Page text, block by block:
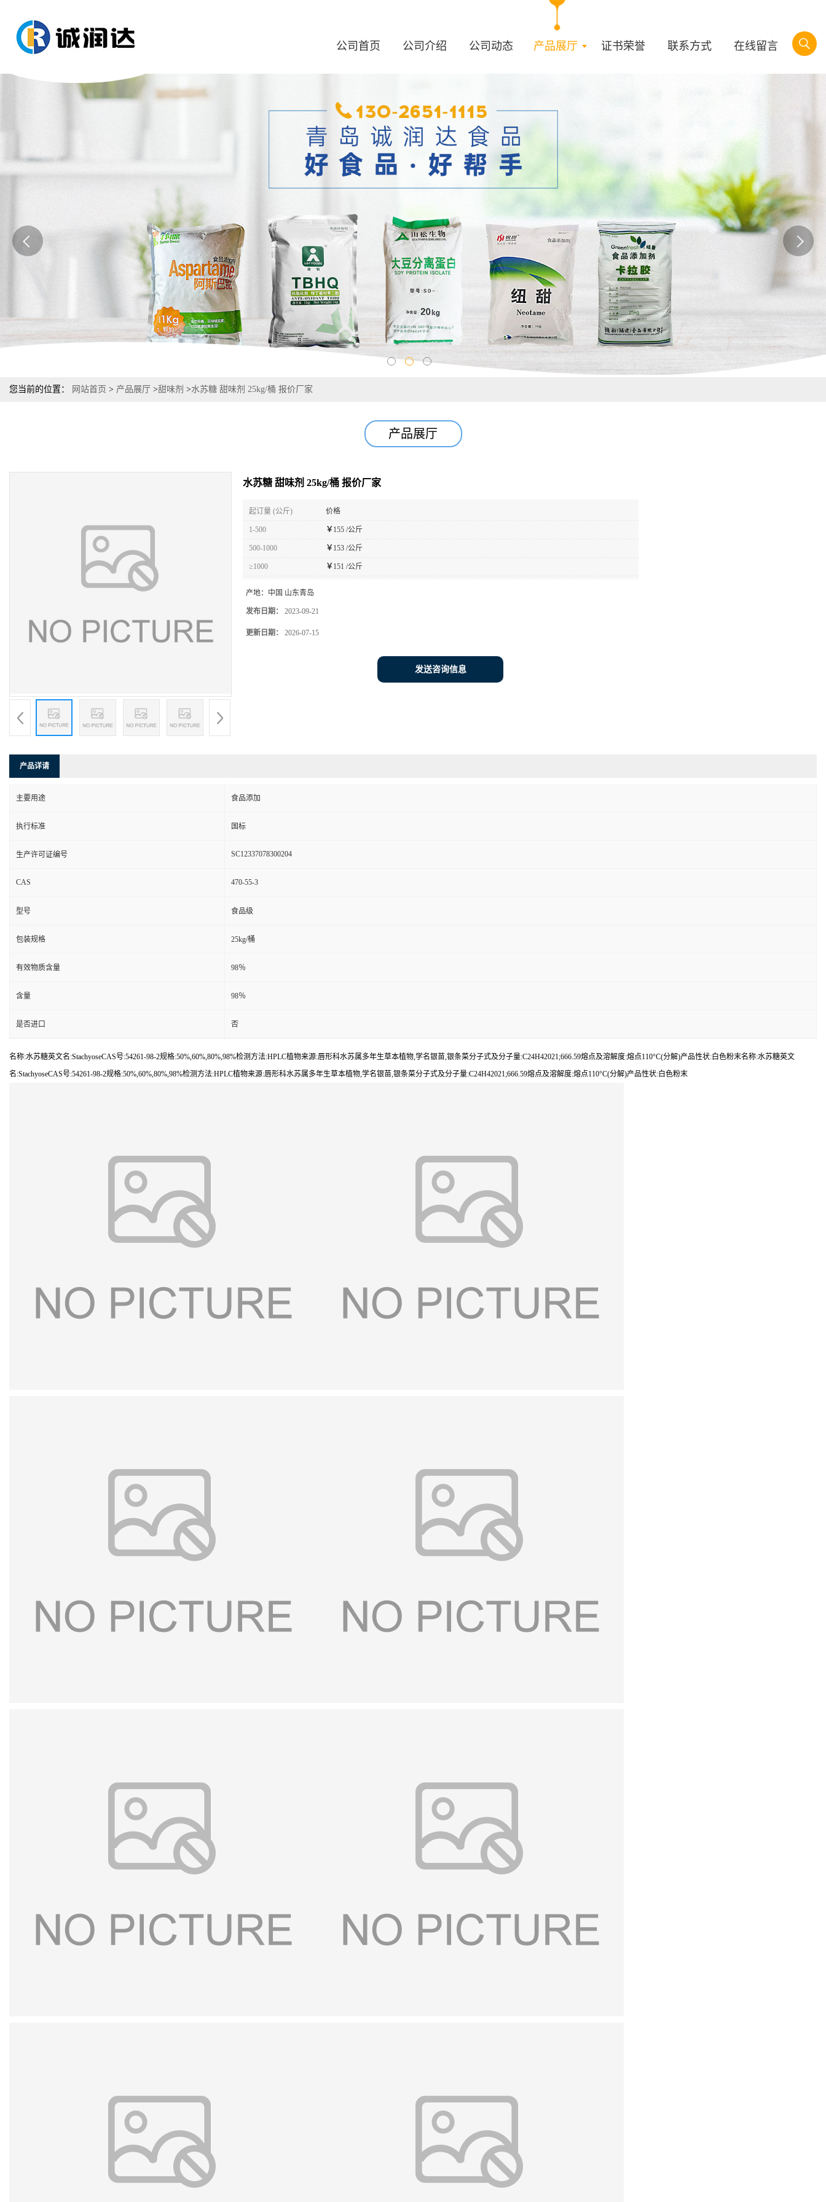
公司首页 公司介绍 公司动态 产品展厅 证书荣誉 联系方式 在线留言
您当前的位置： 网站首页 > 产品展厅 >甜味剂 >水苏糖 甜味剂 25kg/桶 报价厂家
产品展厅
水苏糖 甜味剂 25kg/桶 报价厂家
起订量 (公斤) 价格
1-500 ￥ 155 /公斤
500-1000 ￥ 153 /公斤
≥1000 ￥ 151 /公斤
产地： 中国 山东青岛
发布日期： 2023-09-21
更新日期： 2026-07-15
发送咨询信息
产品详请
主要用途 食品添加
执行标准 国标
生产许可证编号 SC12337078300204
CAS 470-55-3
型号 食品级
包装规格 25kg/桶
有效物质含量 98％
含量 98％
是否进口 否
名称:水苏糖英文名:StachyoseCAS号:54261-98-2规格:50%,60%,80%,98%检测方法:HPLC植物来源:唇形科水苏属多年生草本植物,学名银苗,银条菜分子式及分子量:C24H42021;666.59熔点及溶解度:熔点110°C(分解)产品性状:白色粉末名称:水苏糖英文
名:StachyoseCAS号:54261-98-2规格:50%,60%,80%,98%检测方法:HPLC植物来源:唇形科水苏属多年生草本植物,学名银苗,银条菜分子式及分子量:C24H42021;666.59熔点及溶解度:熔点110°C(分解)产品性状:白色粉末